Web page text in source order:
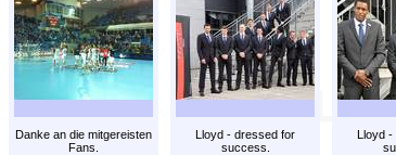
Danke an die mitgereisten
Fans.
Lloyd - dressed for
success.
Lloyd -